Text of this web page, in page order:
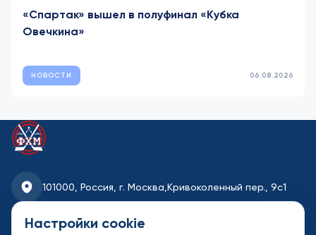
«Спартак» вышел в полуфинал «Кубка
Овечкина»
НОВОСТИ 06.08.2026
101000, Россия, г. Москва, Кривоколенный пер., 9с1
fhmoscow@mail.ru
Настройки cookie